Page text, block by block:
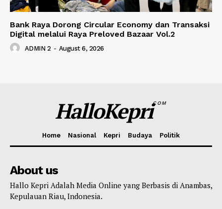
Bank Raya Dorong Circular Economy dan Transaksi
Digital melalui Raya Preloved Bazaar Vol.2
ADMIN 2 - August 6, 2026
HalloKepriCOM
Home Nasional Kepri Budaya Politik
About us
Hallo Kepri Adalah Media Online yang Berbasis di Anambas,
Kepulauan Riau, Indonesia.